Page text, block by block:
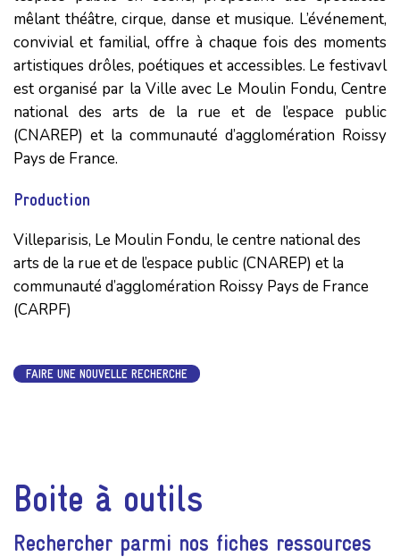
mêlant théâtre, cirque, danse et musique. L’événement,
convivial et familial, offre à chaque fois des moments
artistiques drôles, poétiques et accessibles. Le festivavl
est organisé par la Ville avec Le Moulin Fondu, Centre
national des arts de la rue et de l’espace public
(CNAREP) et la communauté d’agglomération Roissy
Pays de France.
Production
Villeparisis, Le Moulin Fondu, le centre national des
arts de la rue et de l’espace public (CNAREP) et la
communauté d’agglomération Roissy Pays de France
(CARPF)
FAIRE UNE NOUVELLE RECHERCHE
Boite à outils
Rechercher parmi nos fiches ressources